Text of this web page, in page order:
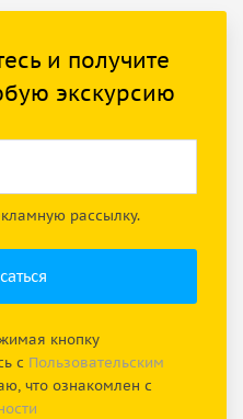
и получите
экскурсию
рассылку.
кнопку
с Пользовательским
что ознакомлен с